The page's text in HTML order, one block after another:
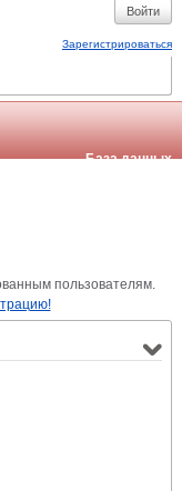
Зарегистрироваться
База данных
пользователям.